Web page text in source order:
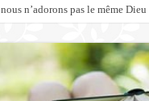
n’adorons pas le même